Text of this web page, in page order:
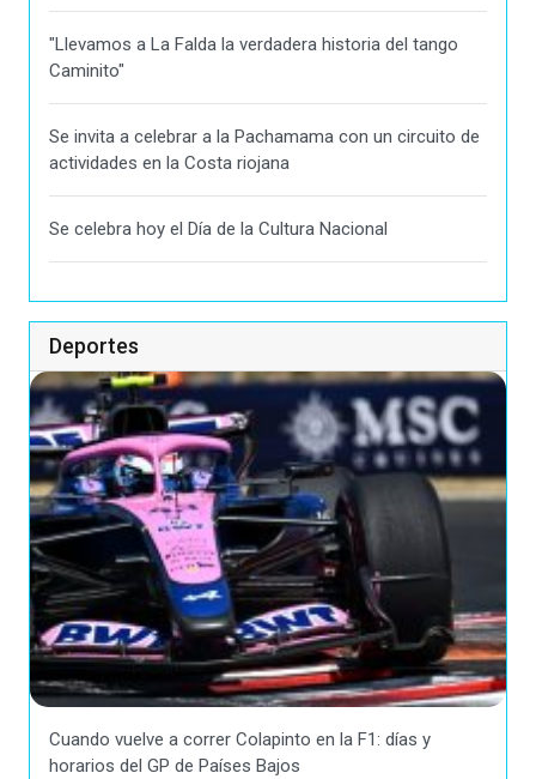
"Llevamos a La Falda la verdadera historia del tango
Caminito"
Se invita a celebrar a la Pachamama con un circuito de
actividades en la Costa riojana
Se celebra hoy el Día de la Cultura Nacional
Deportes
Cuando vuelve a correr Colapinto en la F1: días y
horarios del GP de Países Bajos